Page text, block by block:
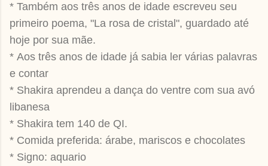
* Também aos três anos de idade escreveu seu
primeiro poema, "La rosa de cristal", guardado até
hoje por sua mãe.
* Aos três anos de idade já sabia ler várias palavras
e contar
* Shakira aprendeu a dança do ventre com sua avó
libanesa
* Shakira tem 140 de QI.
* Comida preferida: árabe, mariscos e chocolates
* Signo: aquario